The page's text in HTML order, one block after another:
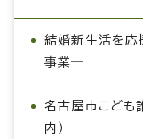
結婚新生活を
事業―
名古屋市こども
内）